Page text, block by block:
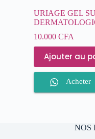
URIAGE GEL
10.000 CFA
Ajouter au
Acheter
NOS